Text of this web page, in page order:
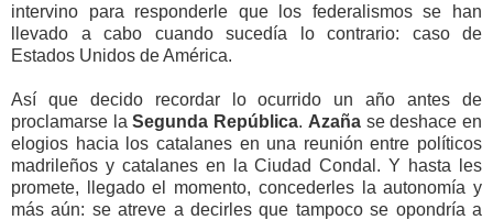
intervino para responderle que los federalismos se han
llevado a cabo cuando sucedía lo contrario: caso de
Estados Unidos de América.
Así que decido recordar lo ocurrido un año antes de
proclamarse laSegunda República. Azañase deshace en
elogios hacia los catalanes en una reunión entre políticos
madrileños y catalanes en la Ciudad Condal. Y hasta les
promete, llegado el momento, concederles la autonomía y
más aún: se atreve a decirles que tampoco se opondría a